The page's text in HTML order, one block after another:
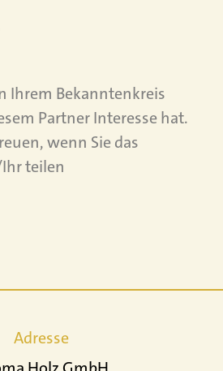
Ihrem Bekanntenkreis
Partner Interesse hat.
wenn Sie das
teilen
Adresse